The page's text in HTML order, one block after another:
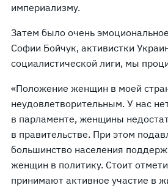
империализму.
Затем было очень
Софии Бойчук, активистки
социалистической лиги, мы
«Положение женщин в моей
неудовлетворительным. У нас
в парламенте, женщины
в правительстве. При этом
большинство населения
женщин в политику. Стоит
принимают активное участие в